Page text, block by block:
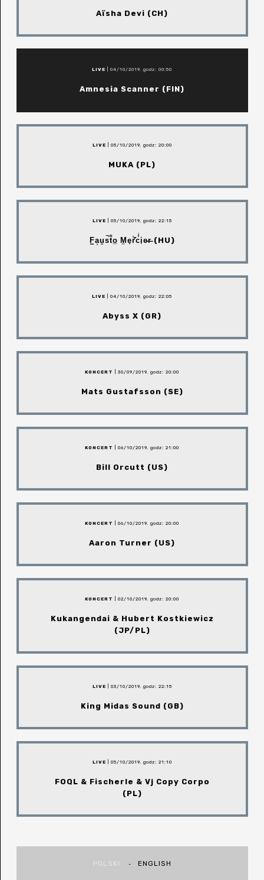
Aïsha Devi (CH)
LIVE | 04/10/2019, godz: 00:50
Amnesia Scanner (FIN)
LIVE | 05/10/2019, godz: 20:00
MUKA (PL)
LIVE | 05/10/2019, godz: 22:15
F͇a̹u̼s̚t͌o̲ M̤e̝r͗̍͊cͥi͎e̵r̶ (HU)
LIVE | 04/10/2019, godz: 22:05
Abyss X (GR)
KONCERT | 30/09/2019, godz: 20:00
Mats Gustafsson (SE)
KONCERT | 06/10/2019, godz: 21:00
Bill Orcutt (US)
KONCERT | 06/10/2019, godz: 20:00
Aaron Turner (US)
KONCERT | 02/10/2019, godz: 20:00
Kukangendai & Hubert Kostkiewicz
(JP/PL)
LIVE | 03/10/2019, godz: 22:15
King Midas Sound (GB)
LIVE | 05/10/2019, godz: 21:10
FOQL & Fischerle & Vj Copy Corpo
(PL)
POLSKI - ENGLISH